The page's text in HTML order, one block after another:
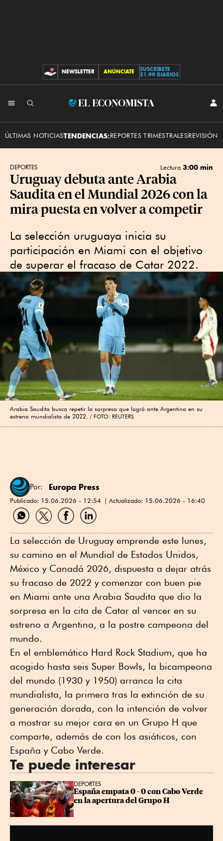
CONTRIBUCIONES
NEWSLETTER ANÚNCIATE
SUSCRÍBETE
$1.99 DIARIOS
El
ÚLTIMAS NOTICIASTENDENCIAS:REPORTES TRIMESTRALESREVISIÓN
DEPORTES Lectura 3:00 min
Uruguay debuta ante Arabia
Saudita en el Mundial 2026 con la
mira puesta en volver a competir
La selección uruguaya inicia su
participación en Miami con el objetivo
de superar el fracaso de Catar 2022.
Arabia Saudita busca repetir la sorpresa que logró ante Argentina en su
estreno mundialista de 2022.
FOTO: REUTERS
Por: Europa Press
Publicado: 15.06.2026 - 12:54 Actualizado: 15.06.2026 - 16:40
Compartir
por
Compartir
por
Compartir
por
Compartir
por
La selección de Uruguay emprende este lunes,
su camino en el Mundial de Estados Unidos,
México y Canadá 2026, dispuesta a dejar atrás
su fracaso de 2022 y comenzar con buen pie
en Miami ante una Arabia Saudita que dio la
sorpresa en la cita de Catar al vencer en su
estreno a Argentina, a la postre campeona del
mundo.
En el emblemático Hard Rock Stadium, que ha
acogido hasta seis Super Bowls, la bicampeona
del mundo (1930 y 1950) arranca la cita
mundialista, la primera tras la extinción de su
generación dorada, con la intención de volver
a mostrar su mejor cara en un Grupo H que
comparte, además de con los asiáticos, con
España y Cabo Verde.
Te puede interesar
DEPORTES
España empata 0 - 0 con Cabo Verde
en la apertura del Grupo H